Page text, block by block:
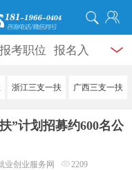
报考职位 报名入
录用公示 辅导
浙江三支一扶 广西三支一扶
”计划招募约600名公
业创业服务网 2209